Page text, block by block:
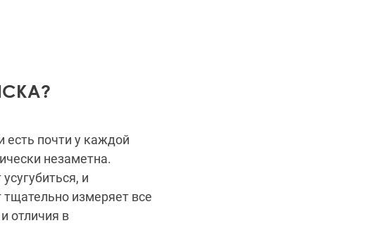
есть почти у каждой
незаметна.
и
измеряет все
отличия в